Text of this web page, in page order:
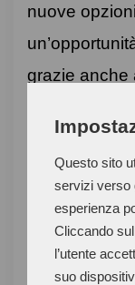
Questo sito
servizi verso
esperienza
Cliccando
l’utente
suo
nuove
grazie anche
metodo di
tecniche
rivettatura,
di ricerca,
migliori